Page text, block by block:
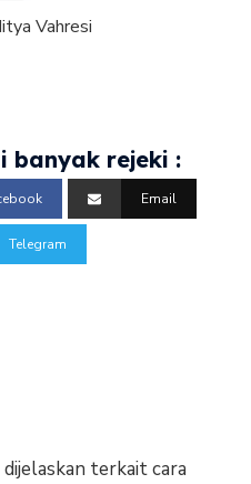
Vahresi
banyak rejeki :
Email
Telegram
dijelaskan terkait cara